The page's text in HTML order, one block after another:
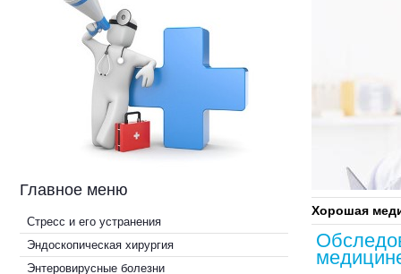
Главное меню
Стресс и его устранения
Эндоскопическая хирургия
Энтеровирусные болезни
Хорошая